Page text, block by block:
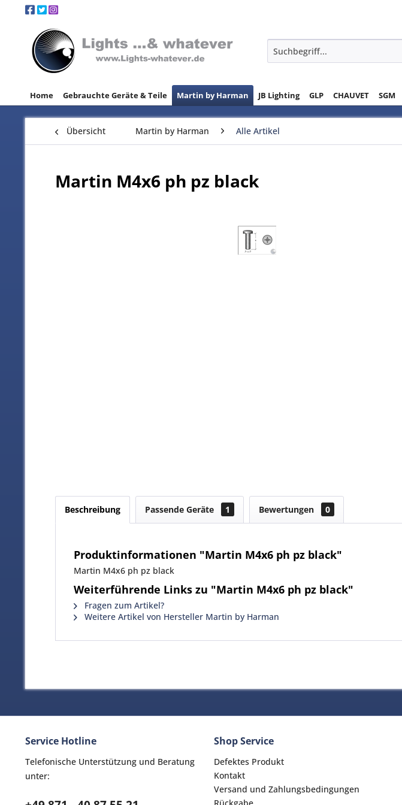
Home Gebrauchte Geräte & Teile Martin by Harman JB Lighting GLP CHAUVET SGM
Übersicht Martin by Harman Alle Artikel
Martin M4x6 ph pz black
Beschreibung Passende Geräte 1 Bewertungen 0
Produktinformationen "Martin M4x6 ph pz black"
Martin M4x6 ph pz black
Weiterführende Links zu "Martin M4x6 ph pz black"
Fragen zum Artikel?
Weitere Artikel von Hersteller Martin by Harman
Service Hotline
Telefonische Unterstützung und Beratung
unter:
Shop Service
Defektes Produkt
Kontakt
Versand und Zahlungsbedingungen